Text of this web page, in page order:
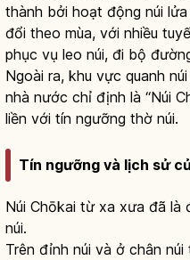
thành bởi hoạt động núi
đổi theo mùa, với nhiều
phục vụ leo núi, đi bộ
Ngoài ra, khu vực quanh
nhà nước chỉ định là “Núi
liền với tín ngưỡng thờ núi.
Tín ngưỡng và lịch sử
Núi Chōkai từ xa xưa đã
núi.
Trên đỉnh núi và ở chân